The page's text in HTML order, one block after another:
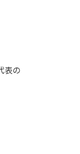
表の